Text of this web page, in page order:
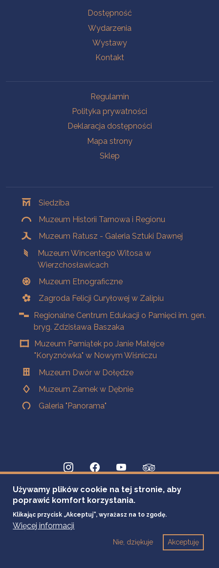
Dostępność
Wydarzenia
Wystawy
Kontakt
Regulamin
Polityka prywatności
Deklaracja dostępności
Mapa strony
Sklep
Siedziba
Muzeum Historii Tarnowa i Regionu
Muzeum Ratusz - Galeria Sztuki Dawnej
Muzeum Wincentego Witosa w
Wierzchosławicach
Muzeum Etnograficzne
Zagroda Felicji Curyłowej w Zalipiu
Regionalne Centrum Edukacji o Pamięci im. gen.
bryg. Zdzisława Baszaka
Muzeum Pamiątek po Janie Matejce
"Koryznówka" w Nowym Wiśniczu
Muzeum Dwór w Dołędze
Muzeum Zamek w Dębnie
Galeria "Panorama"
Używamy plików cookie na tej stronie, aby
poprawić komfort korzystania.
Klikając przycisk „Akceptuj”, wyrażasz na to zgodę.
Więcej informacji
Akceptuję
Nie, dziękuje